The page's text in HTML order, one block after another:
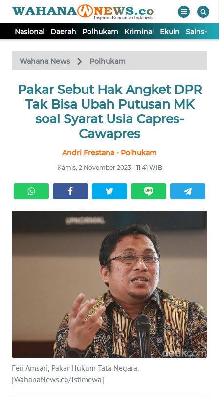
Nasional Daerah Polhukam Kriminal Ekuin Sains-
Wahana News Polhukam
Pakar Sebut Hak Angket DPR
Tak Bisa Ubah Putusan MK
soal Syarat Usia Capres-
Cawapres
Andri Frestana - Polhukam
Kamis, 2 November 2023 - 11:41 WIB
Feri Amsari, Pakar Hukum Tata Negara.
[WahanaNews.co/Istimewa]
TV
Tutup
NASIONAL
DAERAH
EKUIN
PENDIDIKAN